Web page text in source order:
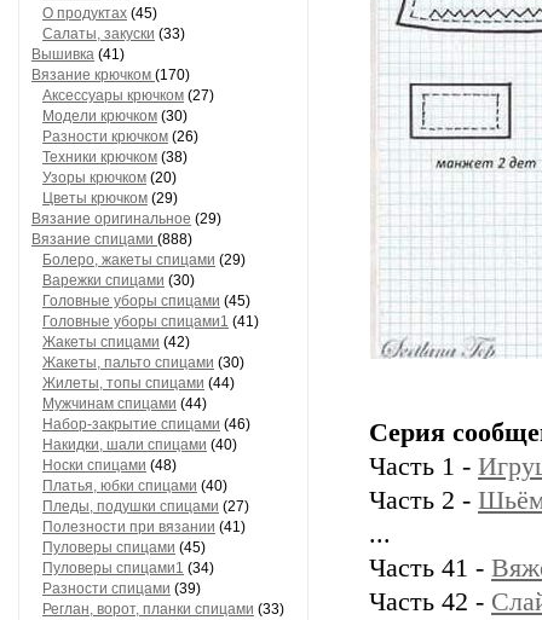
О продуктах (45)
Салаты, закуски (33)
Вышивка (41)
Вязание крючком (170)
Аксессуары крючком (27)
Модели крючком (30)
Разности крючком (26)
Техники крючком (38)
Узоры крючком (20)
Цветы крючком (29)
Вязание оригинальное (29)
Вязание спицами (888)
Болеро, жакеты спицами (29)
Варежки спицами (30)
Головные уборы спицами (45)
Головные уборы спицами1 (41)
Жакеты спицами (42)
Жакеты, пальто спицами (30)
Жилеты, топы спицами (44)
Мужчинам спицами (44)
Набор-закрытие спицами (46)
Накидки, шали спицами (40)
Носки спицами (48)
Платья, юбки спицами (40)
Пледы, подушки спицами (27)
Полезности при вязании (41)
Пуловеры спицами (45)
Пуловеры спицами1 (34)
Разности спицами (39)
Реглан, ворот, планки спицами (33)
Серия
Часть 1 -
Часть 2 - Шьём
...
Часть 41 -
Часть 42 -